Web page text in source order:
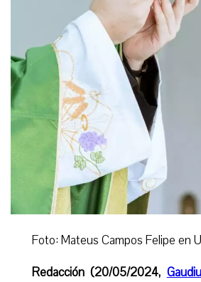
Foto: Mateus Campos Felipe en
Redacción (20/05/2024,